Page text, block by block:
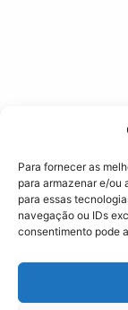
Para fornecer as
para armazenar e/ou
para essas
navegação ou IDs
consentimento pode